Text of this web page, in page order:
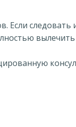
Если
вылечить